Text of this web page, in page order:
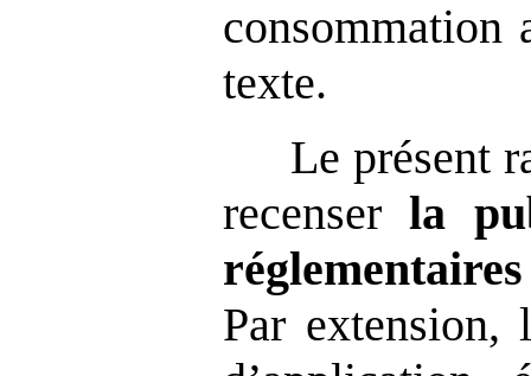
consommation
texte.
Le présent
recenserla
Par extension,